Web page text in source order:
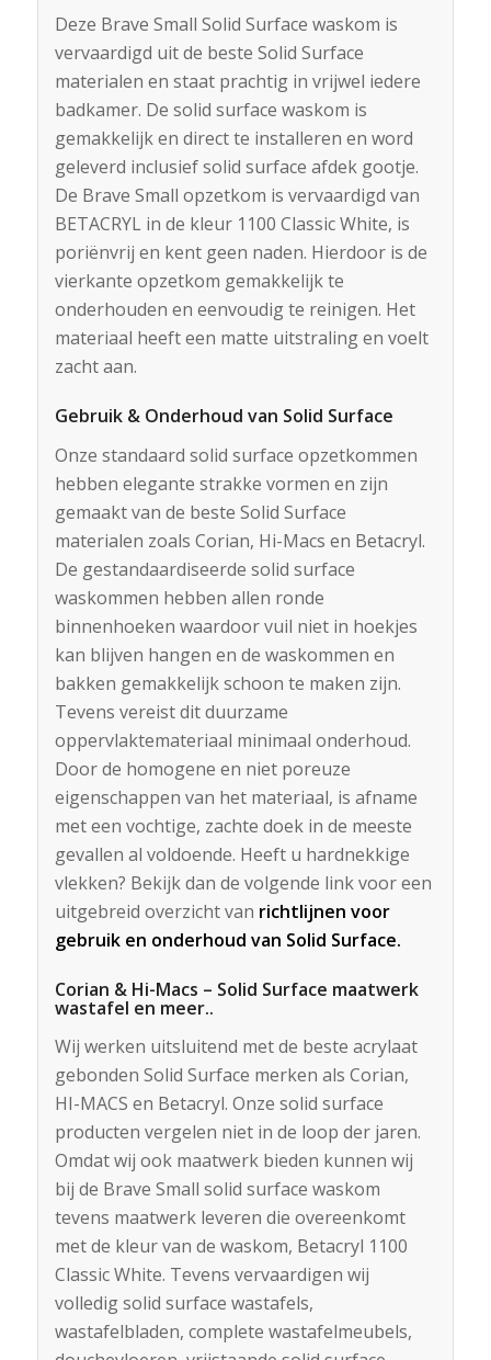
Deze Brave Small Solid Surface waskom is
vervaardigd uit de beste Solid Surface
materialen en staat prachtig in vrijwel iedere
badkamer. De solid surface waskom is
gemakkelijk en direct te installeren en word
geleverd inclusief solid surface afdek gootje.
De Brave Small opzetkom is vervaardigd van
BETACRYL in de kleur 1100 Classic White, is
poriënvrij en kent geen naden. Hierdoor is de
vierkante opzetkom gemakkelijk te
onderhouden en eenvoudig te reinigen. Het
materiaal heeft een matte uitstraling en voelt
zacht aan.
Gebruik & Onderhoud van Solid Surface
Onze standaard solid surface opzetkommen
hebben elegante strakke vormen en zijn
gemaakt van de beste Solid Surface
materialen zoals Corian, Hi-Macs en Betacryl.
De gestandaardiseerde solid surface
waskommen hebben allen ronde
binnenhoeken waardoor vuil niet in hoekjes
kan blijven hangen en de waskommen en
bakken gemakkelijk schoon te maken zijn.
Tevens vereist dit duurzame
oppervlaktemateriaal minimaal onderhoud.
Door de homogene en niet poreuze
eigenschappen van het materiaal, is afname
met een vochtige, zachte doek in de meeste
gevallen al voldoende. Heeft u hardnekkige
vlekken? Bekijk dan de volgende link voor een
uitgebreid overzicht van richtlijnen voor
gebruik en onderhoud van Solid Surface.
Corian & Hi-Macs – Solid Surface maatwerk
wastafel en meer..
Wij werken uitsluitend met de beste acrylaat
gebonden Solid Surface merken als Corian,
HI-MACS en Betacryl. Onze solid surface
producten vergelen niet in de loop der jaren.
Omdat wij ook maatwerk bieden kunnen wij
bij de Brave Small solid surface waskom
tevens maatwerk leveren die overeenkomt
met de kleur van de waskom, Betacryl 1100
Classic White. Tevens vervaardigen wij
volledig solid surface wastafels,
wastafelbladen, complete wastafelmeubels,